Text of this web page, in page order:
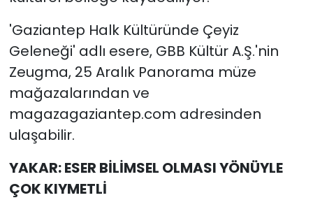
'Gaziantep Halk Kültüründe Çeyiz
Geleneği' adlı esere, GBB Kültür A.Ş.'nin
Zeugma, 25 Aralık Panorama müze
mağazalarından ve
magazagaziantep.com adresinden
ulaşabilir.
YAKAR: ESER BİLİMSEL OLMASI YÖNÜYLE
ÇOK KIYMETLİ